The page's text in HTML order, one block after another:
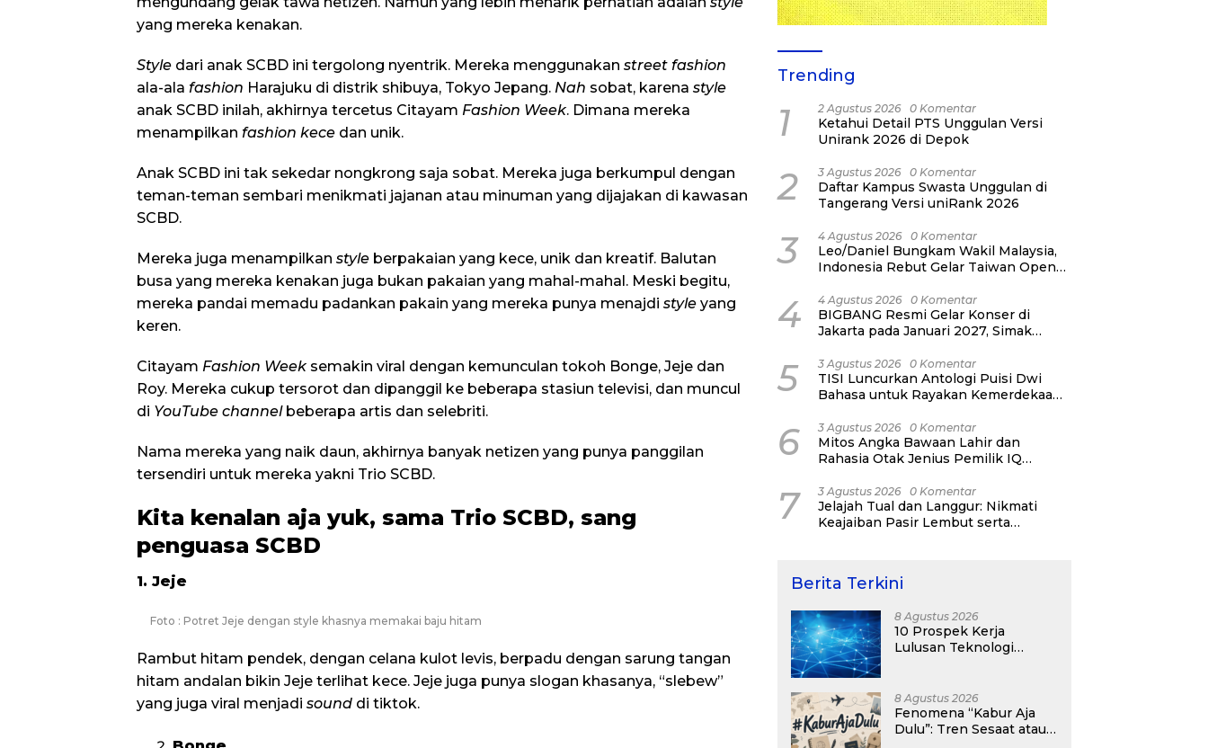
yang mereka kenakan.
Style dari anak SCBD ini tergolong nyentrik. Mereka menggunakan street fashion
ala-ala fashion Harajuku di distrik shibuya, Tokyo Jepang. Nah sobat, karena style
anak SCBD inilah, akhirnya tercetus Citayam Fashion Week. Dimana mereka
menampilkan fashion kece dan unik.
Anak SCBD ini tak sekedar nongkrong saja sobat. Mereka juga berkumpul dengan
teman-teman sembari menikmati jajanan atau minuman yang dijajakan di kawasan
SCBD.
Mereka juga menampilkan style berpakaian yang kece, unik dan kreatif. Balutan
busa yang mereka kenakan juga bukan pakaian yang mahal-mahal. Meski begitu,
mereka pandai memadu padankan pakain yang mereka punya menajdi style yang
keren.
Citayam Fashion Week semakin viral dengan kemunculan tokoh Bonge, Jeje dan
Roy. Mereka cukup tersorot dan dipanggil ke beberapa stasiun televisi, dan muncul
di YouTube channelbeberapa artis dan selebriti.
Nama mereka yang naik daun, akhirnya banyak netizen yang punya panggilan
tersendiri untuk mereka yakni Trio SCBD.
Kita kenalan aja yuk, sama Trio SCBD, sang
penguasa SCBD
1. Jeje
Foto : Potret Jeje dengan style khasnya memakai baju hitam
Rambut hitam pendek, dengan celana kulot levis, berpadu dengan sarung tangan
hitam andalan bikin Jeje terlihat kece. Jeje juga punya slogan khasanya, “slebew”
yang juga viral menjadi sound di tiktok.
Trending
1 2 Agustus 2026 0 Komentar
Ketahui Detail PTS Unggulan Versi
Unirank 2026 di Depok
2 3 Agustus 2026 0 Komentar
Daftar Kampus Swasta Unggulan di
Tangerang Versi uniRank 2026
3 4 Agustus 2026 0 Komentar
Leo/Daniel Bungkam Wakil Malaysia,
Indonesia Rebut Gelar Taiwan Open
4 4 Agustus 2026 0 Komentar
BIGBANG Resmi Gelar Konser di
Jakarta pada Januari 2027, Simak
5 3 Agustus 2026 0 Komentar
TISI Luncurkan Antologi Puisi Dwi
Bahasa untuk Rayakan Kemerdekaan
6 3 Agustus 2026 0 Komentar
Mitos Angka Bawaan Lahir dan
Rahasia Otak Jenius Pemilik IQ
7 3 Agustus 2026 0 Komentar
Jelajah Tual dan Langgur: Nikmati
Keajaiban Pasir Lembut serta
Berita Terkini
8 Agustus 2026
10 Prospek Kerja
Lulusan Teknologi
Kompetitif di Era Digital
8 Agustus 2026
Fenomena “Kabur Aja
Dulu”: Tren Sesaat atau